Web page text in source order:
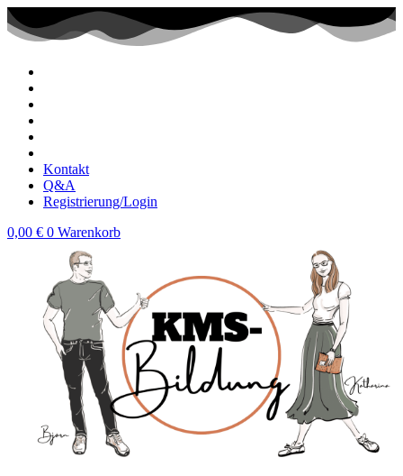
Zum
Inhalt
wechseln
Kontakt
Q&A
Registrierung/Login
0,00 € 0 Warenkorb